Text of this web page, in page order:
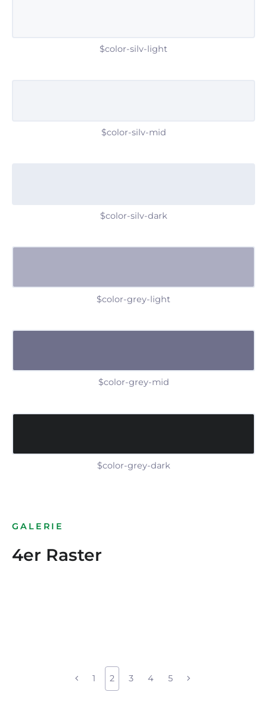
$color-silv-light
$color-silv-mid
$color-silv-dark
$color-grey-light
$color-grey-mid
$color-grey-dark
GALERIE
4er Raster
1 2 3 4 5